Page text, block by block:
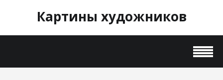
Картины художников